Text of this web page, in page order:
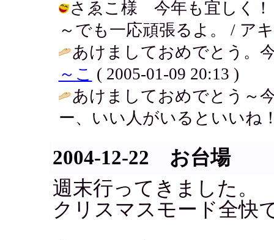
さゑこ様 今年も宜しく！
～でも一応頑張るよ。 / ア
あけましておめでとう。
～こ ( 2005-01-09 20:13 )
あけましておめでとう～
ー、いい人がいるといいね
2004-12-22 お台場
週末行ってきました。
クリスマスモード全快